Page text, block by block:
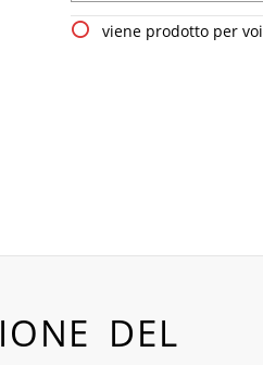
viene prodotto per voi
DEL